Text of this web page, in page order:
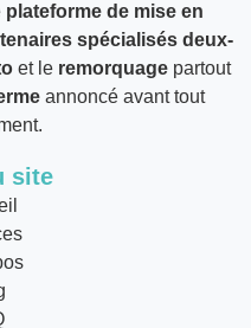
plateforme de mise en
spécialisés deux-
et le remorquage partout
annoncé avant tout
site